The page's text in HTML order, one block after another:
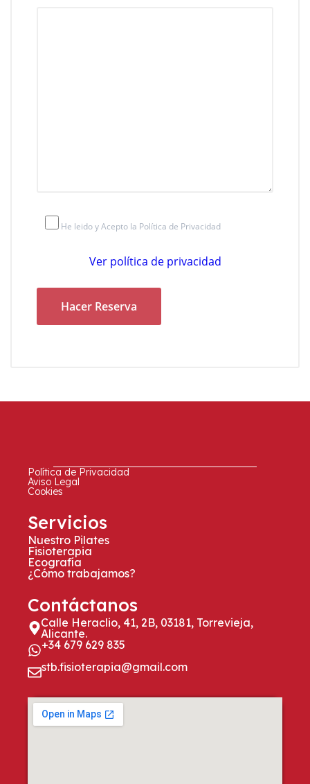
He leido y Acepto la Política de Privacidad
Ver política de privacidad
Política de Privacidad
Aviso Legal
Cookies
Servicios
Nuestro Pilates
Fisioterapia
Ecografía
¿Cómo trabajamos?
Contáctanos
Calle Heraclio, 41, 2B, 03181, Torrevieja,
Alicante.
+34 679 629 835
stb.fisioterapia@gmail.com